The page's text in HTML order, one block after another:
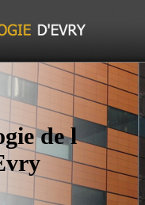
de l